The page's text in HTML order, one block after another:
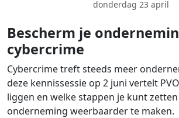
donderdag 23 april
Bescherm je
cybercrime
Cybercrime treft steeds meer
deze kennissessie op 2 juni vertelt
liggen en welke stappen je kunt
onderneming weerbaarder te maken.